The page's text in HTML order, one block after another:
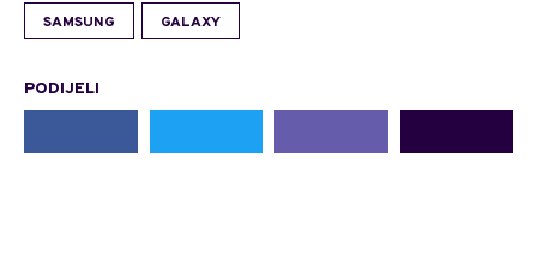
SAMSUNG GALAXY
PODIJELI